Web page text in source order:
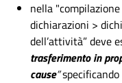
nella
dichiarazioni >
dell’attività” deve
trasferimento in
cause”specificando